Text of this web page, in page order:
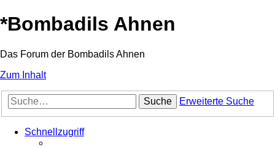
*Bombadils Ahnen
Das Forum der Bombadils Ahnen
Zum Inhalt
Suche Erweiterte Suche
Schnellzugriff